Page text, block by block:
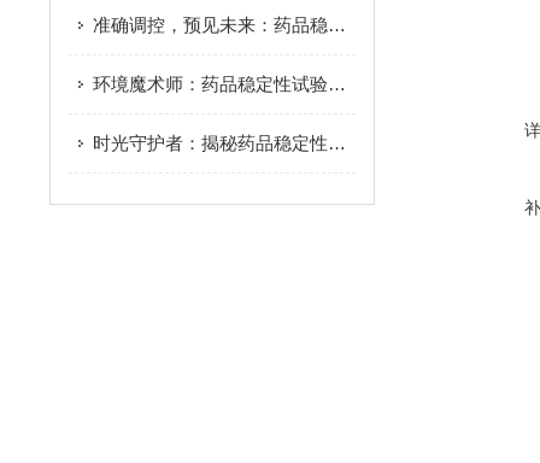
准确调控，预见未来：药品稳定性试验箱的预见性科技
环境魔术师：药品稳定性试验箱的变脸艺术
时光守护者：揭秘药品稳定性试验箱的恒久奥秘